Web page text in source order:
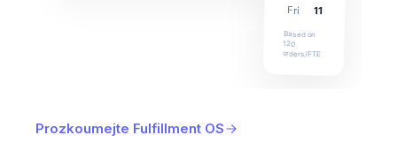
Fri 11
Based on
120
orders/FTE
Prozkoumejte Fulfillment OS